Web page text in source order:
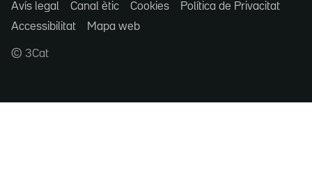
Avís legal Canal ètic Cookies
Política de Privacitat
Accessibilitat
Mapa web
© 3Cat